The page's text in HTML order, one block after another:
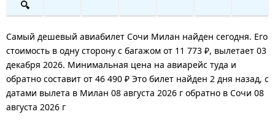
Самый дешевый авиабилет Сочи Милан найден сегодня. Его
стоимость в одну сторону с багажом от 11 773 ₽, вылетает 03
декабря 2026. Минимальная цена на авиарейс туда и
обратно составит от 46 490 ₽ Это билет найден 2 дня назад, с
датами вылета в Милан 08 августа 2026 г обратно в Сочи 08
августа 2026 г